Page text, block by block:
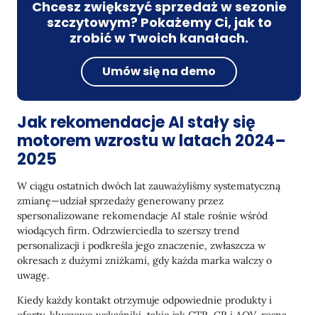
Chcesz zwiększyć sprzedaż w sezonie
szczytowym? Pokażemy Ci, jak to
zrobić w Twoich kanałach.
Umów się na demo
Jak rekomendacje AI stały się
motorem wzrostu w latach 2024–
2025
W ciągu ostatnich dwóch lat zauważyliśmy systematyczną
zmianę—udział sprzedaży generowany przez
spersonalizowane rekomendacje AI stale rośnie wśród
wiodących firm. Odrzwierciedla to szerszy trend
personalizacji i podkreśla jego znaczenie, zwłaszcza w
okresach z dużymi zniżkami, gdy każda marka walczy o
uwagę.
Kiedy każdy kontakt otrzymuje odpowiednie produkty i